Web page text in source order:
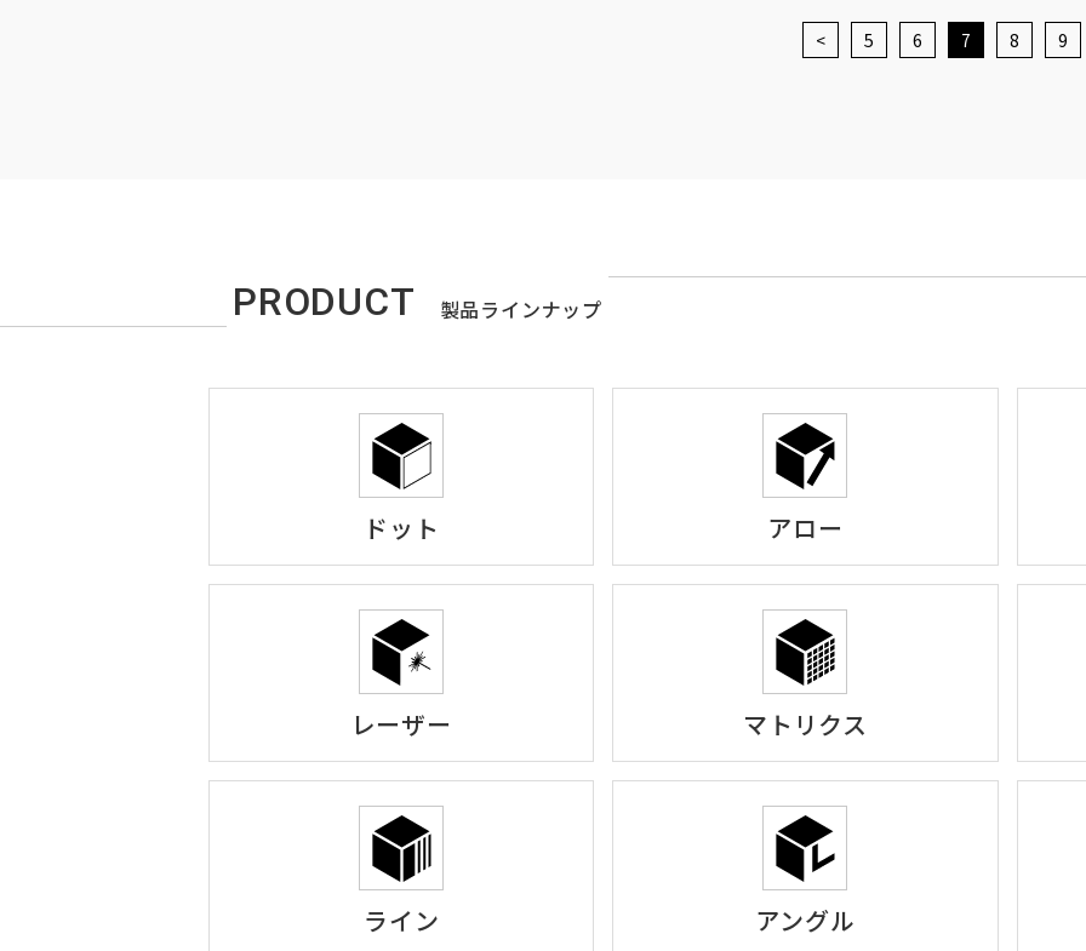
< 5 6 7 8 9
PRODUCT 製品ラインナップ
ドット アロー
レーザー マトリクス
ライン アングル